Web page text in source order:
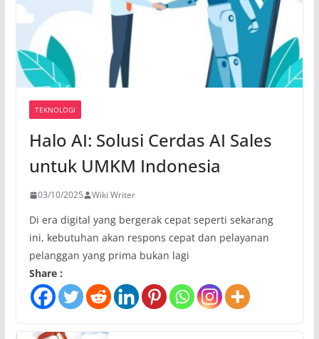
TEKNOLOGI
Halo AI: Solusi Cerdas AI Sales
untuk UMKM Indonesia
03/10/2025 Wiki Writer
Di era digital yang bergerak cepat seperti sekarang
ini, kebutuhan akan respons cepat dan pelayanan
pelanggan yang prima bukan lagi
Share :